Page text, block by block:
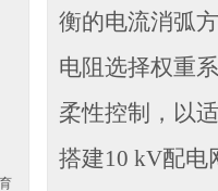
衡的电流消弧
电阻选择权重
柔性控制，以
搭建10 kV配电